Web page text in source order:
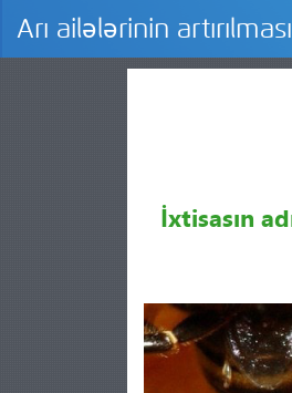
Arı ailələrinin artırılması